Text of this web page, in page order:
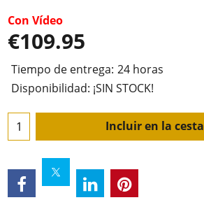
Con Vídeo
€109.95
Tiempo de entrega: 24 horas
Disponibilidad: ¡SIN STOCK!
Incluir en la cesta